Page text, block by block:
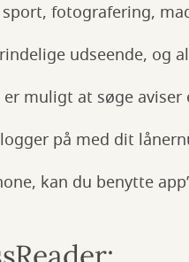
fotografering,
udseende, og
muligt at søge
på med dit
kan du benytte